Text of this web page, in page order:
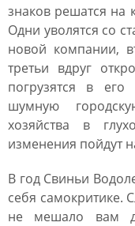
знаков решатся на
Одни уволятся со
новой компании,
третьи вдруг
погрузятся в его
шумную
хозяйства в
изменения пойдут
В год Свиньи
себя самокритике.
не мешало вам